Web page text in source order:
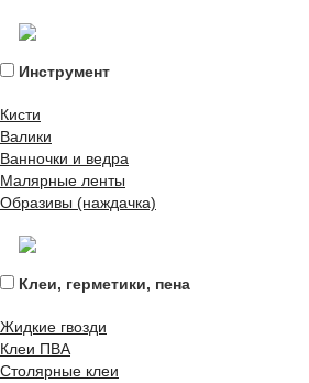
Инструмент
Кисти
Валики
Ванночки и ведра
Малярные ленты
Образивы (наждачка)
Клеи, герметики, пена
Жидкие гвозди
Клеи ПВА
Столярные клеи